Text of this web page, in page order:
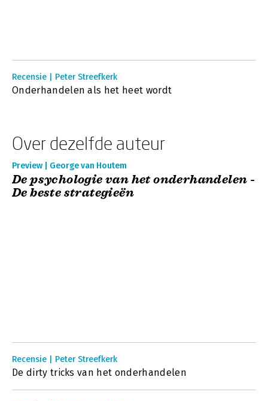
Recensie | Peter Streefkerk
Onderhandelen als het heet wordt
Over dezelfde auteur
Preview | George van Houtem
De psychologie van het onderhandelen -
De beste strategieën
Recensie | Peter Streefkerk
De dirty tricks van het onderhandelen